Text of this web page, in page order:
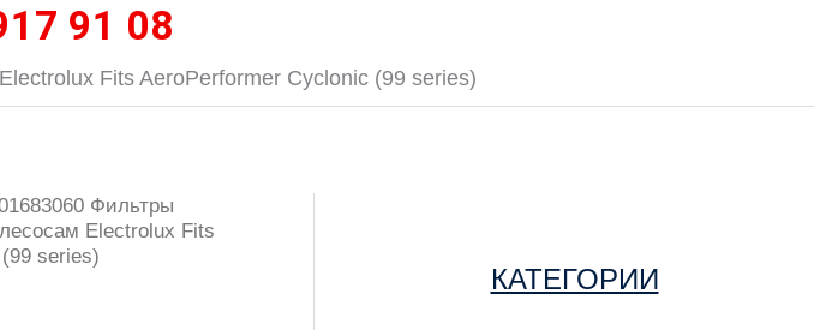
91 08
Fits AeroPerformer Cyclonic (99 series)
Фильтры
Electrolux Fits
series)
КАТЕГОРИИ